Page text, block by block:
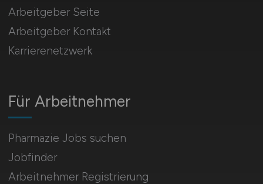
Für Arbeitnehmer
Pharmazie Jobs suchen
Jobfinder
Arbeitnehmer Registrierung
Arbeitgeber Seite
Arbeitgeber Kontakt
Karrierenetzwerk